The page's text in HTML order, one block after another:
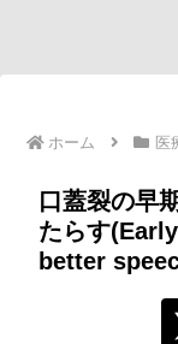
ホーム 医
口蓋裂の早
たらす
better